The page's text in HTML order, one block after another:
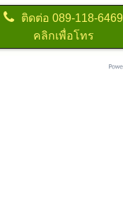
ติดต่อ089-118-6469
คลิกเพื่อโทร